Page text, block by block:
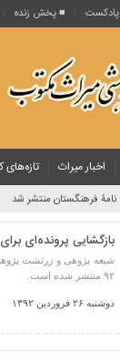
پادکست‌ ■ پخش زنده
اخبار میراث تازه‌های
روایت یک قرن صیانت از میراث مکتوب ایران به بیان معاون کتابخانه ملی
بازگشایی پرونده‌ای
شیعه ‌پژوهی و زرتشت‌
۹۲ منتشر شده است.
دوشنبه ۲۶ فروردین ۱۳۹۲